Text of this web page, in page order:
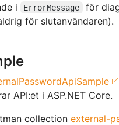
i
ErrorMessage
för
för slutanvändaren).
API:et i ASP.NET Core.
collection external-